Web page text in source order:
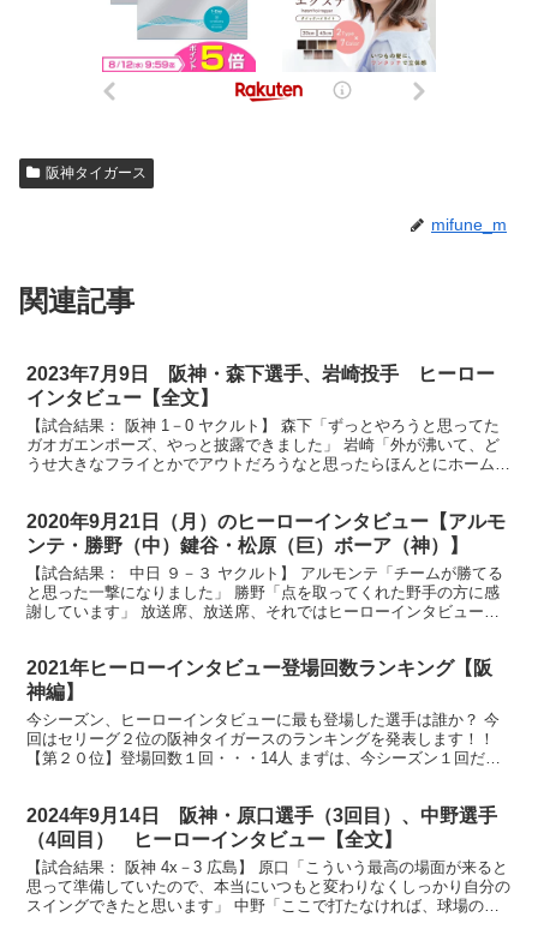
阪神タイガース
mifune_m
関連記事
2023年7月9日 阪神・森下選手、岩崎投手 ヒーロー
インタビュー【全文】
【試合結果： 阪神 1－0 ヤクルト】 森下「ずっとやろうと思ってた
ガオガエンポーズ、やっと披露できました」 岩崎「外が沸いて、ど
うせ大きなフライとかでアウトだろうなと思ったらほんとにホームラ
2020年9月21日（月）のヒーローインタビュー【アルモ
ンテ・勝野（中）鍵谷・松原（巨）ボーア（神）】
【試合結果： 中日 ９－３ ヤクルト】 アルモンテ「チームが勝てる
と思った一撃になりました」 勝野「点を取ってくれた野手の方に感
謝しています」 放送席、放送席、それではヒーローインタビューで
2021年ヒーローインタビュー登場回数ランキング【阪
神編】
今シーズン、ヒーローインタビューに最も登場した選手は誰か？ 今
回はセリーグ２位の阪神タイガースのランキングを発表します！！
【第２０位】登場回数１回・・・14人 まずは、今シーズン１回だけ
2024年9月14日 阪神・原口選手（3回目）、中野選手
（4回目） ヒーローインタビュー【全文】
【試合結果： 阪神 4x－3 広島】 原口「こういう最高の場面が来ると
思って準備していたので、本当にいつもと変わりなくしっかり自分の
スイングできたと思います」 中野「ここで打たなければ、球場の皆